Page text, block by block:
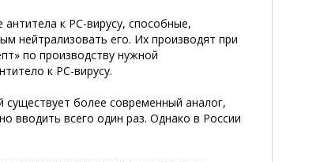
к РС-вирусу, способные,
нейтрализовать его. Их производят при
по производству нужной
к РС-вирусу.
более современный аналог,
вводить всего один раз. Однако в России